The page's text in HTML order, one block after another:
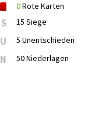
0Rote Karten
S 15 Siege
U 5 Unentschieden
N 50 Niederlagen